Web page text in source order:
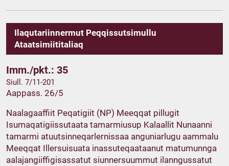
Ilaqutariinnermut Peqqissutsimullu
Ataatsimiititaliaq
Imm./pkt.: 35
Siull. 7/11-201
Aappass. 26/5
Naalagaaffiit Peqatigiit (NP) Meeqqat pillugit
Isumaqatigiissutaata tamarmiusup Kalaallit Nunaanni
tamarmi atuutsinneqarlernissaa anguniarlugu aammalu
Meeqqat Illersuisuata inassuteqaataanut matumunnga
aalajangiiffigisassatut siunnersuummut ilanngussatut